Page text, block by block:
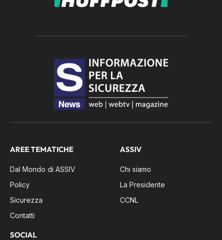
AREE TEMATICHE
Dal Mondo di ASSIV
Policy
Sicurezza
Contatti
SOCIAL
ASSIV
Chi siamo
La Presidente
CCNL